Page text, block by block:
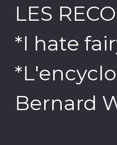
LES
*I hate
Bernard